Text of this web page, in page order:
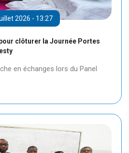
2026 - 13:27
clôturer la Journée Portes
en échanges lors du Panel